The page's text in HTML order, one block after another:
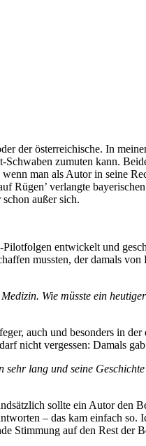
der österreichische. In
zumuten kann.
man als Autor in seine
Rügen’ verlangte
außer sich.
Pilotfolgen entwickelt und
mussten, der damals
Wie müsste ein
auch und besonders in
nicht vergessen: Damals
lang und seine
sollte ein Autor den
– das kam einfach so.
Stimmung auf den Rest der